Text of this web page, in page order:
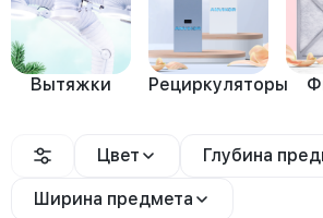
Вытяжки Рециркуляторы
Цвет Глубина
Ширина предмета